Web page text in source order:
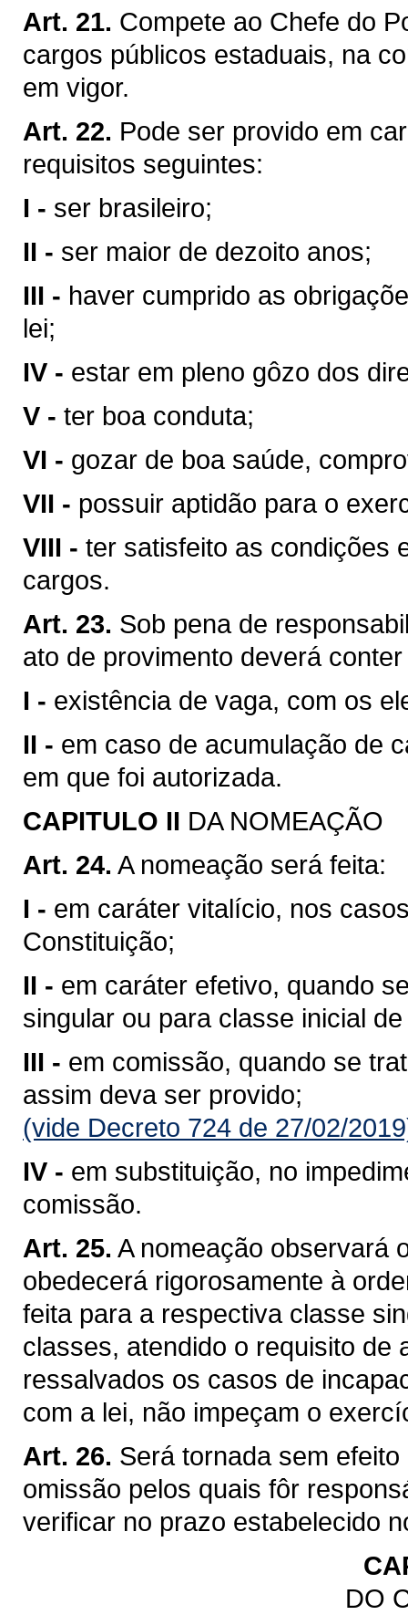
Art. 21. Compete ao Chefe do
cargos públicos estaduais, na
em vigor.
Art. 22. Pode ser provido em
requisitos seguintes:
I - ser brasileiro;
II - ser maior de dezoito anos;
III - haver cumprido as
lei;
IV - estar em pleno gôzo dos
V - ter boa conduta;
VI - gozar de boa saúde,
VII - possuir aptidão para o
VIII - ter satisfeito as condições
cargos.
Art. 23. Sob pena de
ato de provimento deverá
I - existência de vaga, com os
II - em caso de acumulação de
em que foi autorizada.
CAPITULO II DA NOMEAÇÃO
Art. 24. A nomeação será feita:
I - em caráter vitalício, nos
Constituição;
II - em caráter efetivo, quando
singular ou para classe inicial
III - em comissão, quando se
assim deva ser provido;
(vide Decreto 724 de 27/02/
IV - em substituição, no
comissão.
Art. 25. A nomeação observará
obedecerá rigorosamente à
feita para a respectiva classe
classes, atendido o requisito de
ressalvados os casos de
com a lei, não impeçam o
Art. 26. Será tornada sem
omissão pelos quais fôr
verificar no prazo estabelecido
DO